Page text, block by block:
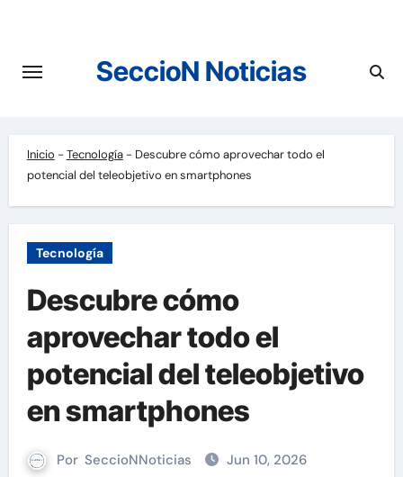
contenido
SeccioN Noticias
Inicio - Tecnología- Descubre cómo aprovechar todo el
potencial del teleobjetivo en smartphones
Tecnología
Descubre cómo
aprovechar todo el
potencial del teleobjetivo
en smartphones
Por SeccioNNoticias Jun 10, 2026